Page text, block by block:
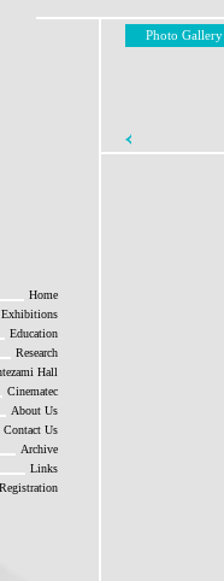
Home
Exhibitions
Education
Research
Hall
Cinematec
About Us
Contact Us
Archive
Links
Registration
Photo Gallery